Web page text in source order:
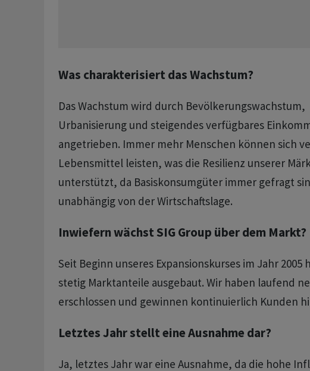
Was charakterisiert das Wachstum?
Das Wachstum wird durch Bevölkerungswachstum,
Urbanisierung und steigendes verfügbares
angetrieben. Immer mehr Menschen können sich
Lebensmittel leisten, was die Resilienz unserer
unterstützt, da Basiskonsumgüter immer gefragt
unabhängig von der Wirtschaftslage.
Inwiefern wächst SIG Group über dem Markt?
Seit Beginn unseres Expansionskurses im Jahr 2005
stetig Marktanteile ausgebaut. Wir haben laufend
erschlossen und gewinnen kontinuierlich Kunden
Letztes Jahr stellt eine Ausnahme dar?
Ja, letztes Jahr war eine Ausnahme, da die hohe